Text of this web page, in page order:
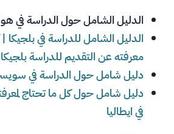
الدليل الشامل حول الدراسة في
الدليل الشامل للدراسة في بلجيكا
معرفته عن التقديم للدراسة بلجيكا
دليل شامل حول الدراسة في
دليل شامل حول كل ما تحتاج
في ايطاليا